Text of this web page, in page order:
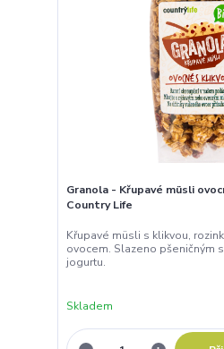
Granola - Křupavé müsli
Country Life
Křupavé müsli s klikvou,
ovocem. Slazeno pšeničným
jogurtu.
Skladem